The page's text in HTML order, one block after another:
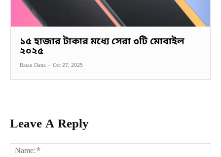
১৫ হাজার টাকার মধ্যে সেরা ৩টি মোবাইল
২০২৫
Ratan Datta - Oct 27, 2025
Leave A Reply